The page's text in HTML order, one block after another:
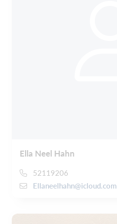
Ella Neel Hahn
52119206
Ellaneelhahn@icloud.com